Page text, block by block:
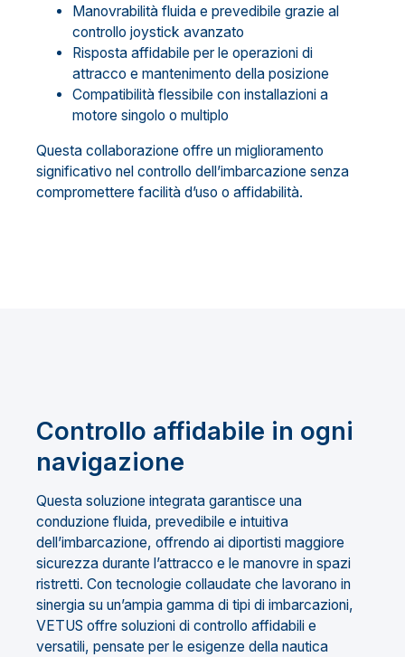
Manovrabilità fluida e prevedibile grazie al
controllo joystick avanzato
Risposta affidabile per le operazioni di
attracco e mantenimento della posizione
Compatibilità flessibile con installazioni a
motore singolo o multiplo
Questa collaborazione offre un miglioramento
significativo nel controllo dell’imbarcazione senza
compromettere facilità d’uso o affidabilità.
Controllo affidabile in ogni
navigazione
Questa soluzione integrata garantisce una
conduzione fluida, prevedibile e intuitiva
dell’imbarcazione, offrendo ai diportisti maggiore
sicurezza durante l’attracco e le manovre in spazi
ristretti. Con tecnologie collaudate che lavorano in
sinergia su un’ampia gamma di tipi di imbarcazioni,
VETUS offre soluzioni di controllo affidabili e
versatili, pensate per le esigenze della nautica